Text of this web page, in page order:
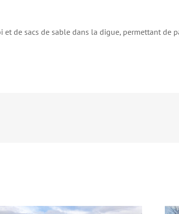
et de sacs de sable dans la digue, permettant de